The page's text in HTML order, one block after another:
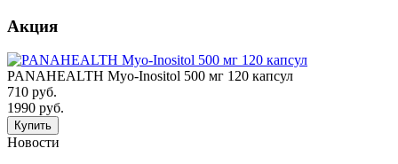
Акция
PANAHEALTH Myo-Inositol 500 мг 120 капсул
710 руб.
1990 руб.
Купить
Новости